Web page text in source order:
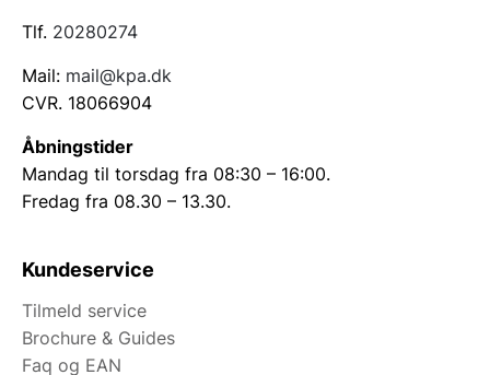
Tlf. 20280274
Mail: mail@kpa.dk
CVR. 18066904
Åbningstider
Mandag til torsdag fra 08:30 – 16:00.
Fredag fra 08.30 – 13.30.
Kundeservice
Tilmeld service
Brochure & Guides
Faq og EAN